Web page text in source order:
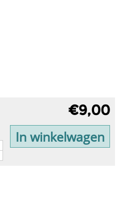
€9,00
In winkelwagen